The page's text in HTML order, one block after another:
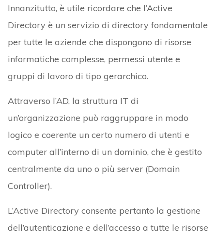
Innanzitutto, è utile ricordare che l’Active
Directory è un servizio di directory fondamentale
per tutte le aziende che dispongono di risorse
informatiche complesse, permessi utente e
gruppi di lavoro di tipo gerarchico.
Attraverso l’AD, la struttura IT di
un’organizzazione può raggruppare in modo
logico e coerente un certo numero di utenti e
computer all’interno di un dominio, che è gestito
centralmente da uno o più server (Domain
Controller).
L’Active Directory consente pertanto la gestione
dell’autenticazione e dell’accesso a tutte le risorse